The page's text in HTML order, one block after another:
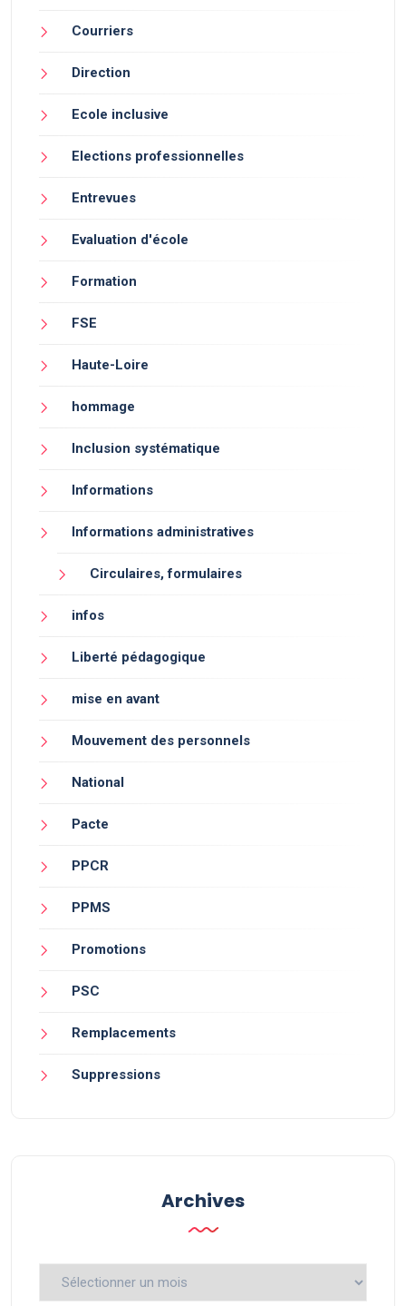
Courriers
Direction
Ecole inclusive
Elections professionnelles
Entrevues
Evaluation d'école
Formation
FSE
Haute-Loire
hommage
Inclusion systématique
Informations
Informations administratives
Circulaires, formulaires
infos
Liberté pédagogique
mise en avant
Mouvement des personnels
National
Pacte
PPCR
PPMS
Promotions
PSC
Remplacements
Suppressions
Archives
Archives